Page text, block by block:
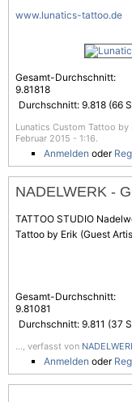
www.lunatics-tattoo.de
Gesamt-Durchschnitt:
9.81818
Durchschnitt: 9.818 (66
Lunatics Custom Tattoo
Februar 2015 - 1:16.
Anmelden oder
NADELWERK -
TATTOO STUDIO
Tattoo by Erik (Guest
Gesamt-Durchschnitt:
9.81081
Durchschnitt: 9.811 (37
..., verfasst von
Anmelden oder